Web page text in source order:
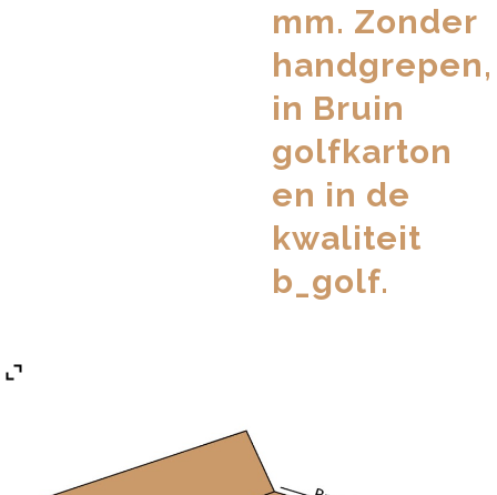
mm. Zonder
handgrepen,
in Bruin
golfkarton
en in de
kwaliteit
b_golf.